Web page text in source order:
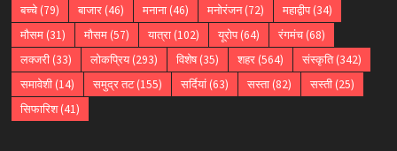
बच्चे(79) बाजार(46) मनाना(46) मनोरंजन(72) महाद्वीप(34)
मौसम(31) मौसम(57) यात्रा(102) यूरोप(64) रंगमंच(68)
लक्जरी(33) लोकप्रिय(293) विशेष(35) शहर(564) संस्कृति(342)
समावेशी(14) समुद्र तट(155) सर्दियां(63) सस्ता(82) सस्ती(25)
सिफारिश(41)